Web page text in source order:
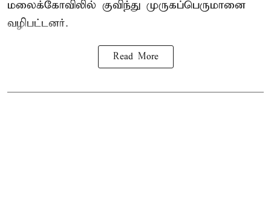
மலைக்கோவிலில் குவிந்து முருகப்பெருமானை
வழிபட்டனர்.
Read More